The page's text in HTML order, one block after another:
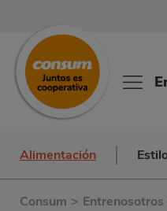
Alimentación
Consum > Entrenosotros